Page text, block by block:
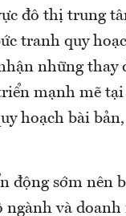
đô thị trung
tranh quy
những thay
mạnh mẽ tại
hoạch bài
động sớm nên
và doanh